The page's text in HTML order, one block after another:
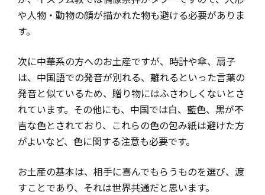
や人物・動物の顔が描かれた物も避ける必要がありま
す。
次に中華系の方へのお土産ですが、時計や傘、扇子
は、中国語での発音が別れる、離れるといった言葉の
発音と似ているため、贈り物にはふさわしくないとさ
れています。その他にも、中国では白、藍色、黒が不
吉な色とされており、これらの色の包み紙は避けた方
がよいなど、色に関する注意も必要です。
お土産の基本は、相手に喜んでもらうものを選び、渡
すことであり、それは世界共通だと思います。